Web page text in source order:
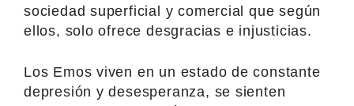
sociedad superficial y comercial que según
ellos, solo ofrece desgracias e injusticias.
Los Emos viven en un estado de constante
depresión y desesperanza, se sienten